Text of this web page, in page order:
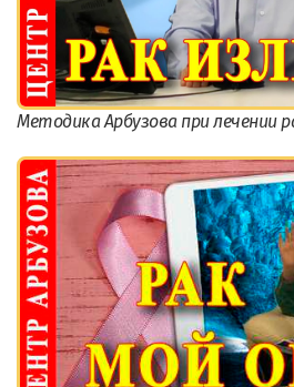
Методика Арбузова при лечении